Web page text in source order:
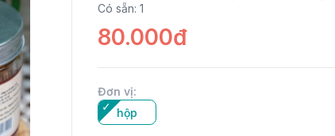
Có sẵn: 1
80.000đ
Đơn vị:
hộp